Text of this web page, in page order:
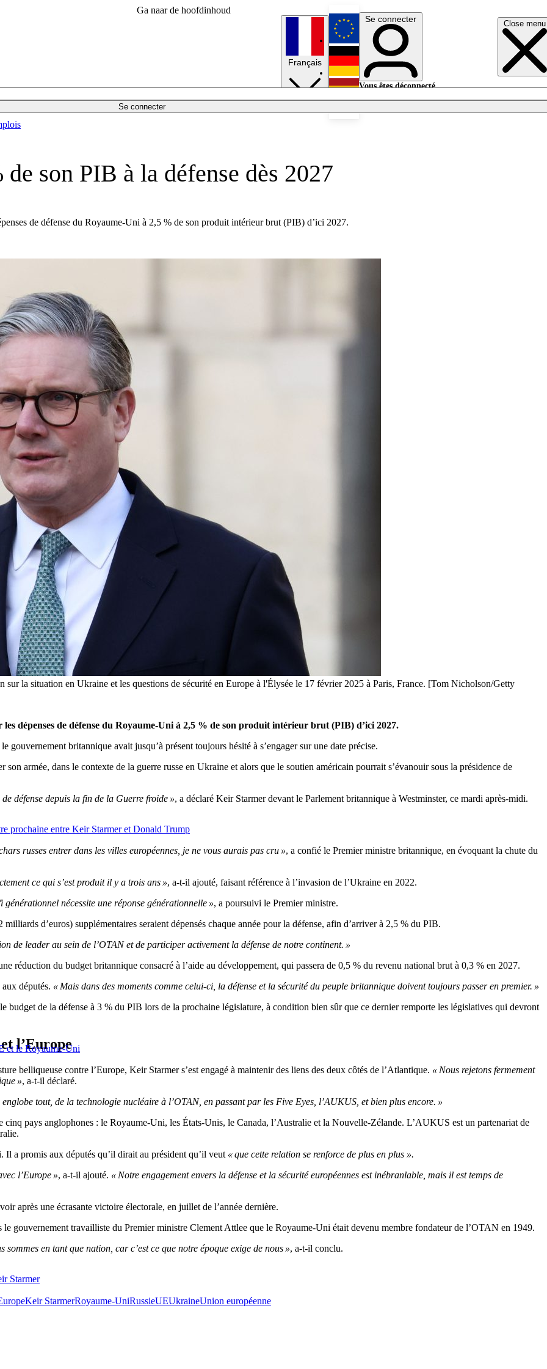
Ga naar de hoofdinhoud
Close menu
Se connecter
Français
English
Deutsch
Se connecter
Vous êtes déconnecté.
son PIB à la défense dès 2027
de défense du Royaume-Uni à 2,5 % de son produit intérieur brut (PIB) d’ici 2027.
la situation en Ukraine et les questions de sécurité en Europe à l'Élysée le 17 février 2025 à Paris, France. [Tom Nicholson/Getty
dépenses de défense du Royaume-Uni à 2,5 % de son produit intérieur brut (PIB) d’ici 2027.
gouvernement britannique avait jusqu’à présent toujours hésité à s’engager sur une date précise.
armée, dans le contexte de la guerre russe en Ukraine et alors que le soutien américain pourrait s’évanouir sous la présidence de
défense depuis la fin de la Guerre froide », a déclaré Keir Starmer devant le Parlement britannique à Westminster, ce mardi après-midi.
prochaine entre Keir Starmer et Donald Trump
russes entrer dans les villes européennes, je ne vous aurais pas cru », a confié le Premier ministre britannique, en évoquant la chute du
ce qui s’est produit il y a trois ans », a-t-il ajouté, faisant référence à l’invasion de l’Ukraine en 2022.
nécessite une réponse générationnelle », a poursuivi le Premier ministre.
d’euros) supplémentaires seraient dépensés chaque année pour la défense, afin d’arriver à 2,5 % du PIB.
de leader au sein de l’OTAN et de participer activement la défense de notre continent. »
réduction du budget britannique consacré à l’aide au développement, qui passera de 0,5 % du revenu national brut à 0,3 % en 2027.
députés. « Mais dans des moments comme celui-ci, la défense et la sécurité du peuple britannique doivent toujours passer en premier. »
budget de la défense à 3 % du PIB lors de la prochaine législature, à condition bien sûr que ce dernier remporte les législatives qui devront
et le Royaume-Uni
l’Europe
belliqueuse contre l’Europe, Keir Starmer s’est engagé à maintenir des liens des deux côtés de l’Atlantique. « Nous rejetons fermement
», a-t-il déclaré.
tout, de la technologie nucléaire à l’OTAN, en passant par les Five Eyes, l’AUKUS, et bien plus encore. »
cinq pays anglophones : le Royaume-Uni, les États-Unis, le Canada, l’Australie et la Nouvelle-Zélande. L’AUKUS est un partenariat de
a promis aux députés qu’il dirait au président qu’il veut « que cette relation se renforce de plus en plus ».
l’Europe », a-t-il ajouté. « Notre engagement envers la défense et la sécurité européennes est inébranlable, mais il est temps de
après une écrasante victoire électorale, en juillet de l’année dernière.
le gouvernement travailliste du Premier ministre Clement Attlee que le Royaume-Uni était devenu membre fondateur de l’OTAN en 1949.
en tant que nation, car c’est ce que notre époque exige de nous », a-t-il conclu.
Starmer
Keir StarmerRoyaume-UniRussieUEUkraineUnion européenne